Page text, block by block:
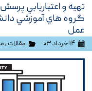
تهيه و اعتباريابي
گروه هاي آموزشي
عمل
۱۴ خرداد ۰۳ مقالات ،